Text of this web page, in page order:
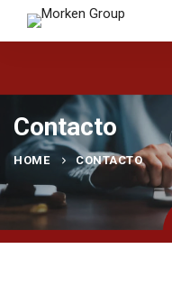
Contacto
HOME CONTACTO